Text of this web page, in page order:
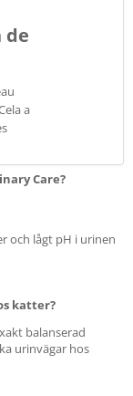
de
a
Care?
och lågt pH i urinen
katter?
balanserad
urinvägar hos